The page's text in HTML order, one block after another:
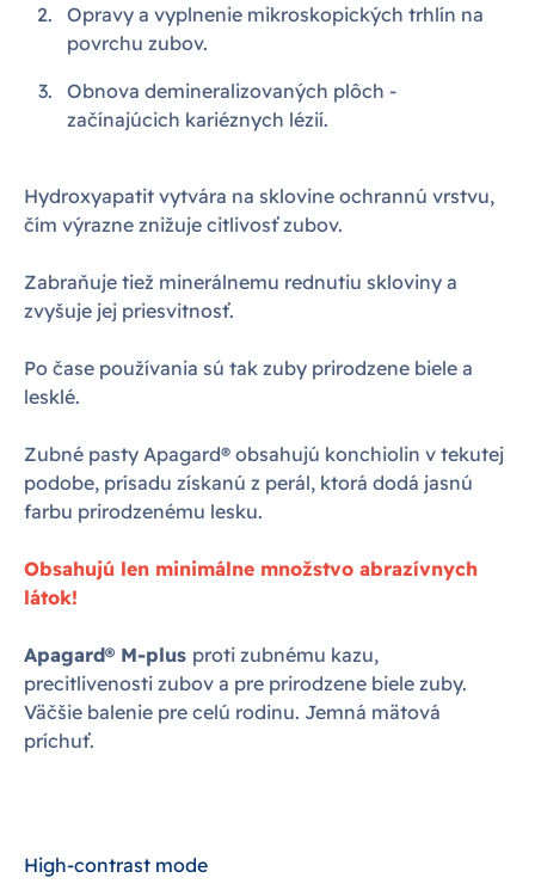
Opravy a vyplnenie mikroskopických trhlín na
povrchu zubov.
Obnova demineralizovaných plôch -
začínajúcich kariéznych lézií.
Hydroxyapatit vytvára na sklovine ochrannú vrstvu,
čím výrazne znižuje citlivosť zubov.
Zabraňuje tiež minerálnemu rednutiu skloviny a
zvyšuje jej priesvitnosť.
Po čase používania sú tak zuby prirodzene biele a
lesklé.
Zubné pasty Apagard® obsahujú konchiolin v tekutej
podobe, prísadu získanú z perál, ktorá dodá jasnú
farbu prirodzenému lesku.
Obsahujú len minimálne množstvo abrazívnych
látok!
Apagard® M-plus proti zubnému kazu,
precitlivenosti zubov a pre prirodzene biele zuby.
Väčšie balenie pre celú rodinu. Jemná mätová
príchuť.
High-contrast mode